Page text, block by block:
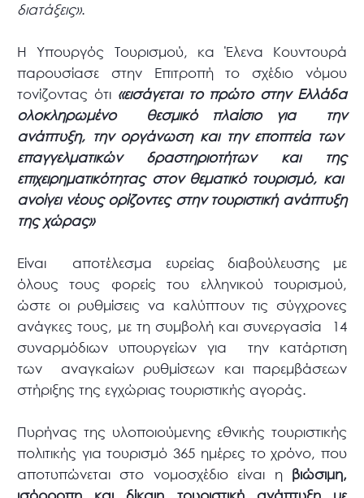
διατάξεις».
Η Υπουργός Τουρισμού, κα Έλενα Κουντουρά
παρουσίασε στην Επιτροπή το σχέδιο νόμου
τονίζοντας ότι «εισάγεται το πρώτο στην Ελλάδα
ολοκληρωμένο θεσμικό πλαίσιο για την
ανάπτυξη, την οργάνωση και την εποπτεία των
επαγγελματικών δραστηριοτήτων και της
επιχειρηματικότητας στον θεματικό τουρισμό, και
ανοίγει νέους ορίζοντες στην τουριστική ανάπτυξη
της χώρας»
Είναι αποτέλεσμα ευρείας διαβούλευσης με
όλους τους φορείς του ελληνικού τουρισμού,
ώστε οι ρυθμίσεις να καλύπτουν τις σύγχρονες
ανάγκες τους, με τη συμβολή και συνεργασία 14
συναρμόδιων υπουργείων για την κατάρτιση
των αναγκαίων ρυθμίσεων και παρεμβάσεων
στήριξης της εγχώριας τουριστικής αγοράς.
Πυρήνας της υλοποιούμενης εθνικής τουριστικής
πολιτικής για τουρισμό 365 ημέρες το χρόνο, που
αποτυπώνεται στο νομοσχέδιο είναι η βιώσιμη,